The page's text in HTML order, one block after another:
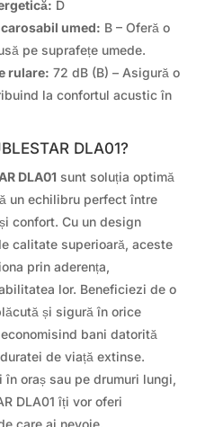
D
umed: B – Oferă o
pe suprafețe umede.
rulare: 72 dB (B) – Asigură o
la confortul acustic în
DLA01?
DLA01 sunt soluția optimă
un echilibru perfect între
confort. Cu un design
calitate superioară, aceste
prin aderența,
lor. Beneficiezi de o
și sigură în orice
bani datorită
de viață extinse.
oraș sau pe drumuri lungi,
DLA01 îți vor oferi